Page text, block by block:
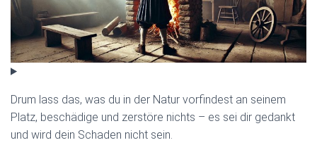
Drum lass das, was du in der Natur vorfindest an seinem
Platz, beschädige und zerstöre nichts – es sei dir gedankt
und wird dein Schaden nicht sein.